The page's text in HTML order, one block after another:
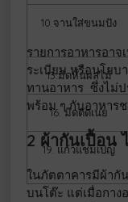
10.จานใส่ขนมปัง
13.มีดหั่นผลไม้
16. มีดตัดเนย
19. แก้วแชมเปญ
รายการอาหารอา
ระเบียบ หรือนโย
ทานอาหาร ซึ่งไม่
พร้อม ๆ กับอาหาร
2 ผ้ากันเปื้อน
ในภัตตาคารมีผ้ากั
บนโต๊ะ แต่เมื่อกาง